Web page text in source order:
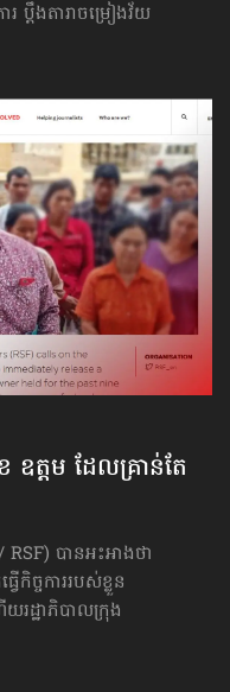
ប្ដឹងតារា​ចម្រៀង​វ័យ
ត្ដម ដែលគ្រាន់តែ​
RSF) បានអះអាងថា
កិច្ចការរបស់ខ្លួន
រដ្ឋាភិបាល​ក្រុង